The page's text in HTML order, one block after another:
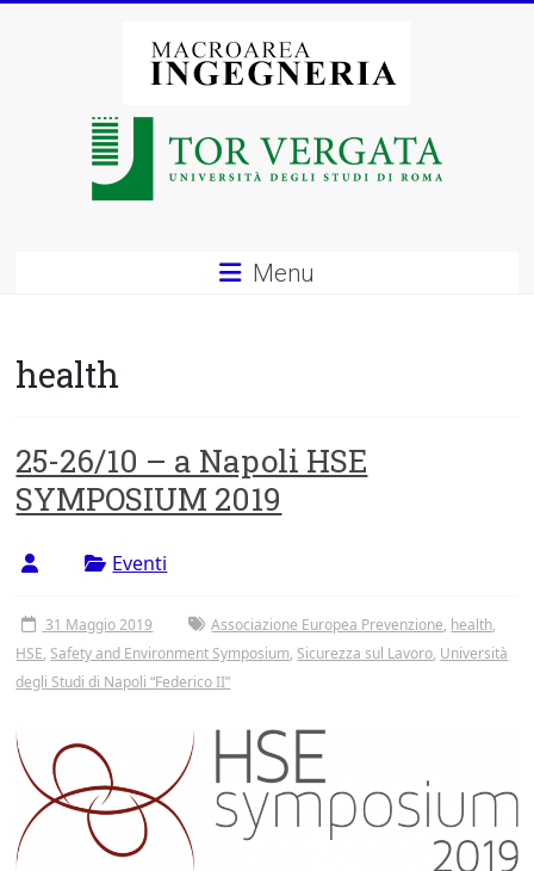
Macroarea
degli
di
Roma
Tor
Vergata
Menu
health
25-26/10 – a Napoli HSE
SYMPOSIUM 2019
Eventi
31 Maggio 2019 Associazione Europea Prevenzione, health,
HSE, Safety and Environment Symposium, Sicurezza sul Lavoro, Università
degli Studi di Napoli “Federico II”